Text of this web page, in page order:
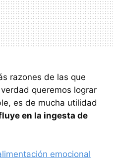
razones de las que
queremos lograr
es de mucha utilidad
en la ingesta de
emocional